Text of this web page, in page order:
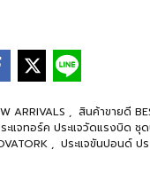
ARRIVALS , สินค้าขายดี
ะแจทอร์ค ประแจวัดแรงบิด ชุ
, ประแจขันปอนด์ ป